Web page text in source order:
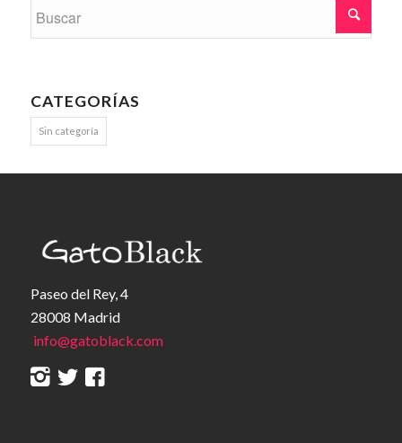
CATEGORÍAS
Sin categoría
Paseo del Rey, 4
28008 Madrid
info@gatoblack.com